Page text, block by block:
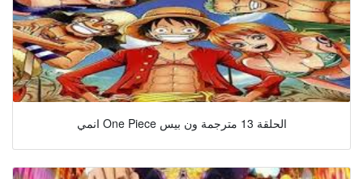
انمي One Piece الحلقة 13 مترجمة ون بيس